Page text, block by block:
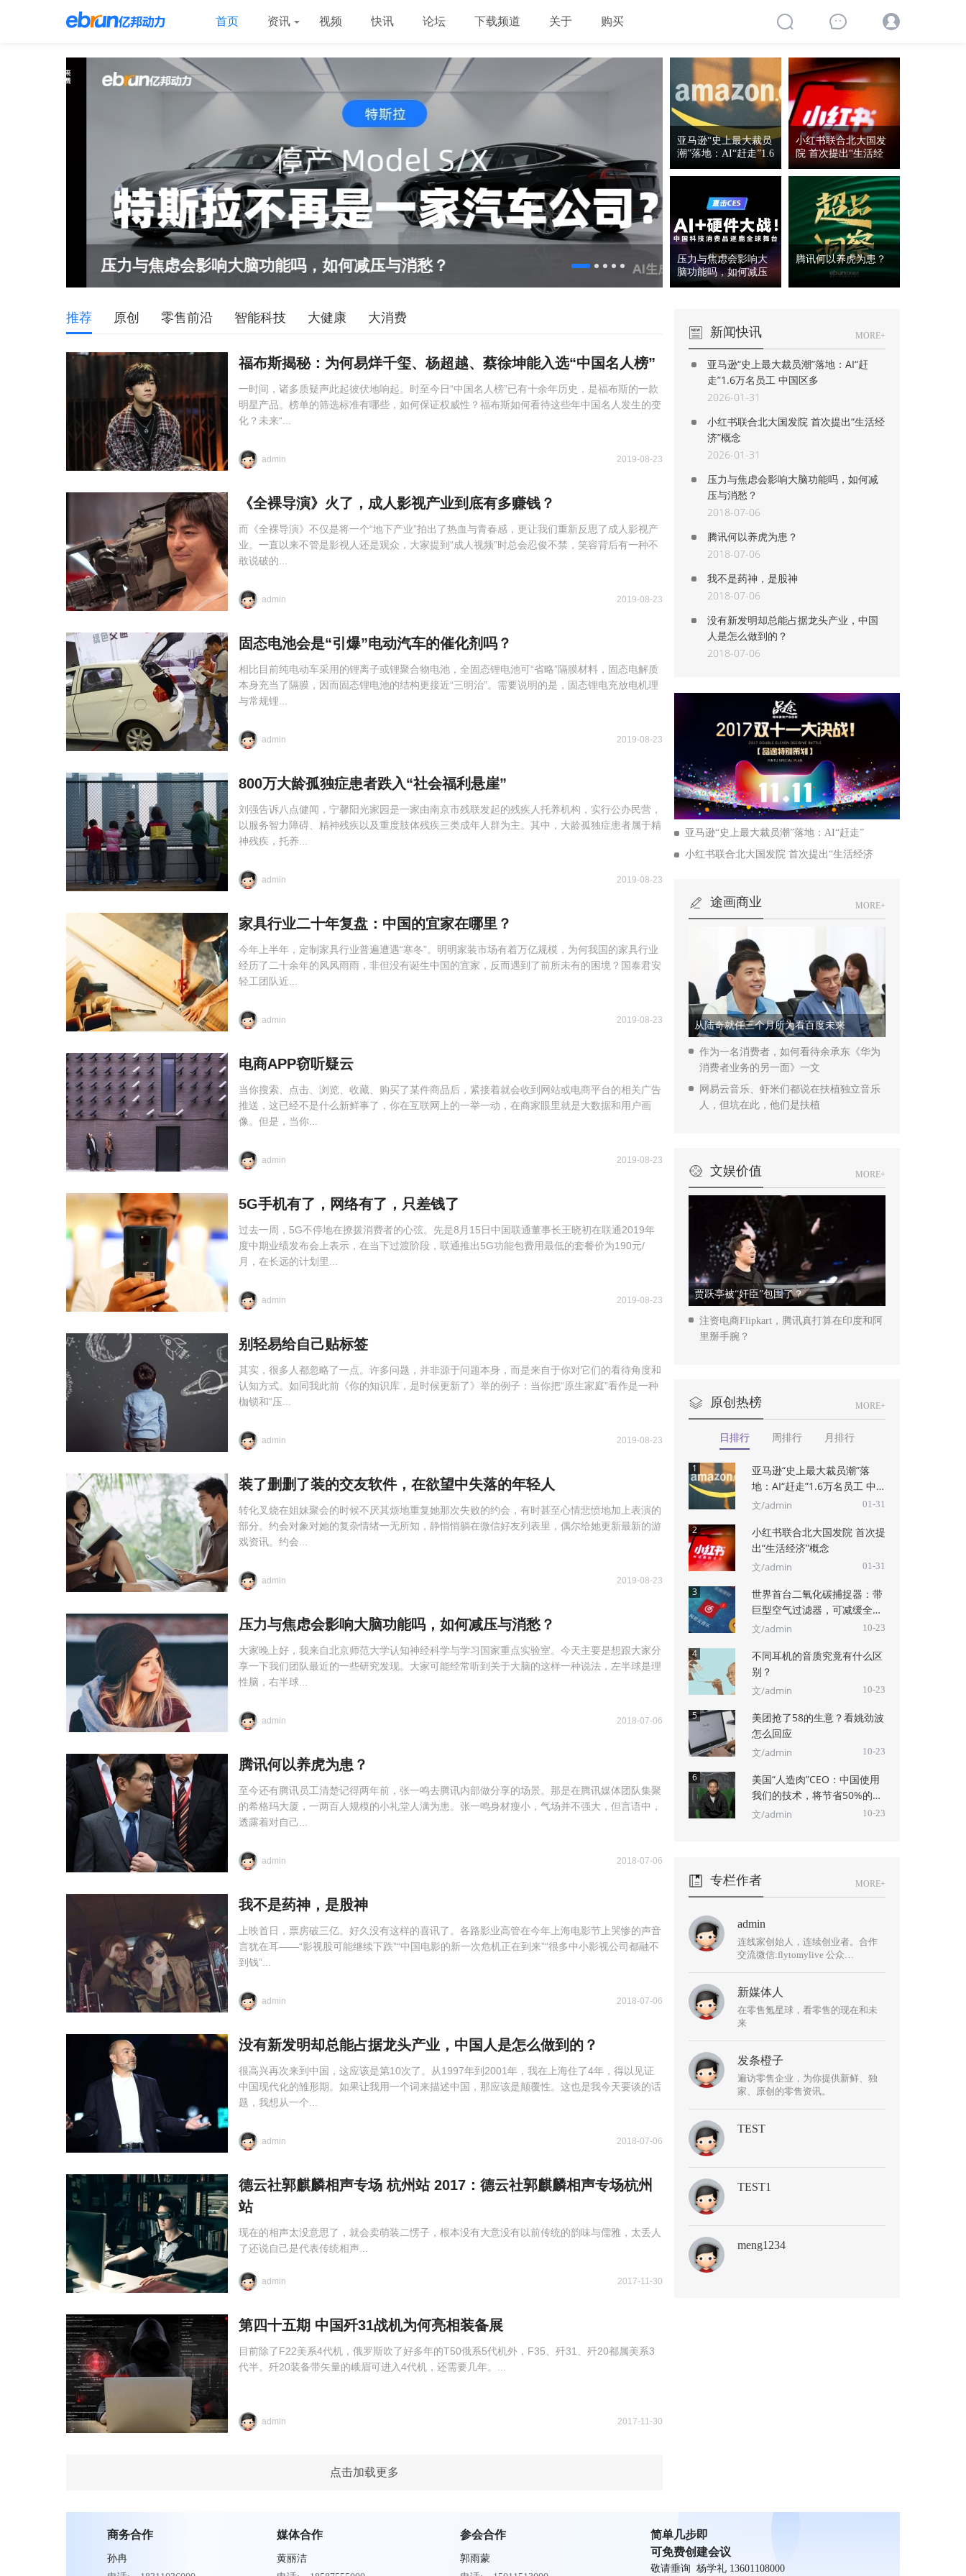
首页 资讯 视频 快讯 论坛 下载频道 关于 购买
压力与焦虑会影响大脑功能吗，如何减压与消愁？
亚马逊“史上最大裁员
潮”落地：AI“赶走”1.6
万名员工 中国区多
小红书联合北大国发
院 首次提出“生活经
济”概念
压力与焦虑会影响大
脑功能吗，如何减压
与消愁？
腾讯何以养虎为患？
推荐 原创 零售前沿 智能科技 大健康 大消费
福布斯揭秘：为何易烊千玺、杨超越、蔡徐坤能入选“中国名人榜”
一时间，诸多质疑声此起彼伏地响起。时至今日“中国名人榜”已有十余年历史，是福布斯的一款
明星产品。榜单的筛选标准有哪些，如何保证权威性？福布斯如何看待这些年中国名人发生的变
化？未来“...
admin 2019-08-23
《全裸导演》火了，成人影视产业到底有多赚钱？
而《全裸导演》不仅是将一个“地下产业”拍出了热血与青春感，更让我们重新反思了成人影视产
业。一直以来不管是影视人还是观众，大家提到“成人视频”时总会忍俊不禁，笑容背后有一种不
敢说破的...
admin 2019-08-23
固态电池会是“引爆”电动汽车的催化剂吗？
相比目前纯电动车采用的锂离子或锂聚合物电池，全固态锂电池可“省略”隔膜材料，固态电解质
本身充当了隔膜，因而固态锂电池的结构更接近“三明治”。需要说明的是，固态锂电充放电机理
与常规锂...
admin 2019-08-23
800万大龄孤独症患者跌入“社会福利悬崖”
刘强告诉八点健闻，宁馨阳光家园是一家由南京市残联发起的残疾人托养机构，实行公办民营，
以服务智力障碍、精神残疾以及重度肢体残疾三类成年人群为主。其中，大龄孤独症患者属于精
神残疾，托养...
admin 2019-08-23
家具行业二十年复盘：中国的宜家在哪里？
今年上半年，定制家具行业普遍遭遇“寒冬”。明明家装市场有着万亿规模，为何我国的家具行业
经历了二十余年的风风雨雨，非但没有诞生中国的宜家，反而遇到了前所未有的困境？国泰君安
轻工团队近...
admin 2019-08-23
电商APP窃听疑云
当你搜索、点击、浏览、收藏、购买了某件商品后，紧接着就会收到网站或电商平台的相关广告
推送，这已经不是什么新鲜事了，你在互联网上的一举一动，在商家眼里就是大数据和用户画
像。但是，当你...
admin 2019-08-23
5G手机有了，网络有了，只差钱了
过去一周，5G不停地在撩拨消费者的心弦。先是8月15日中国联通董事长王晓初在联通2019年
度中期业绩发布会上表示，在当下过渡阶段，联通推出5G功能包费用最低的套餐价为190元/
月，在长远的计划里...
admin 2019-08-23
别轻易给自己贴标签
其实，很多人都忽略了一点。许多问题，并非源于问题本身，而是来自于你对它们的看待角度和
认知方式。如同我此前《你的知识库，是时候更新了》举的例子：当你把“原生家庭”看作是一种
枷锁和“压...
admin 2019-08-23
装了删删了装的交友软件，在欲望中失落的年轻人
转化叉烧在姐妹聚会的时候不厌其烦地重复她那次失败的约会，有时甚至心情悲愤地加上表演的
部分。约会对象对她的复杂情绪一无所知，静悄悄躺在微信好友列表里，偶尔给她更新最新的游
戏资讯。约会...
admin 2019-08-23
压力与焦虑会影响大脑功能吗，如何减压与消愁？
大家晚上好，我来自北京师范大学认知神经科学与学习国家重点实验室。今天主要是想跟大家分
享一下我们团队最近的一些研究发现。大家可能经常听到关于大脑的这样一种说法，左半球是理
性脑，右半球...
admin 2018-07-06
腾讯何以养虎为患？
至今还有腾讯员工清楚记得两年前，张一鸣去腾讯内部做分享的场景。那是在腾讯媒体团队集聚
的希格玛大厦，一两百人规模的小礼堂人满为患。张一鸣身材瘦小，气场并不强大，但言语中，
透露着对自己...
admin 2018-07-06
我不是药神，是股神
上映首日，票房破三亿。好久没有这样的喜讯了。各路影业高管在今年上海电影节上哭惨的声音
言犹在耳——“影视股可能继续下跌”“中国电影的新一次危机正在到来”“很多中小影视公司都融不
到钱”...
admin 2018-07-06
没有新发明却总能占据龙头产业，中国人是怎么做到的？
很高兴再次来到中国，这应该是第10次了。从1997年到2001年，我在上海住了4年，得以见证
中国现代化的雏形期。如果让我用一个词来描述中国，那应该是颠覆性。这也是我今天要谈的话
题，我想从一个...
admin 2018-07-06
德云社郭麒麟相声专场 杭州站 2017：德云社郭麒麟相声专场杭州
站
现在的相声太没意思了，就会卖萌装二愣子，根本没有大意没有以前传统的韵味与儒雅，太丢人
了还说自己是代表传统相声...
admin 2017-11-30
第四十五期 中国歼31战机为何亮相装备展
目前除了F22美系4代机，俄罗斯吹了好多年的T50俄系5代机外，F35、歼31、歼20都属美系3
代半。歼20装备带矢量的峨眉可进入4代机，还需要几年。...
admin 2017-11-30
点击加载更多
新闻快讯 MORE+
亚马逊“史上最大裁员潮”落地：AI“赶
走”1.6万名员工 中国区多
2026-01-31
小红书联合北大国发院 首次提出“生活经
济”概念
2026-01-31
压力与焦虑会影响大脑功能吗，如何减
压与消愁？
2018-07-06
腾讯何以养虎为患？
2018-07-06
我不是药神，是股神
2018-07-06
没有新发明却总能占据龙头产业，中国
人是怎么做到的？
2018-07-06
亚马逊“史上最大裁员潮”落地：AI“赶走”
小红书联合北大国发院 首次提出“生活经济
途画商业 MORE+
从陆奇就任三个月所为看百度未来
作为一名消费者，如何看待余承东《华为
消费者业务的另一面》一文
网易云音乐、虾米们都说在扶植独立音乐
人，但坑在此，他们是扶植
文娱价值 MORE+
贾跃亭被“奸臣”包围了？
注资电商Flipkart，腾讯真打算在印度和阿
里掰手腕？
原创热榜 MORE+
日排行 周排行 月排行
1
亚马逊“史上最大裁员潮”落
地：AI“赶走”1.6万名员工 中
国区多
文/admin 01-31
2
小红书联合北大国发院 首次提
出“生活经济”概念
文/admin 01-31
3
世界首台二氧化碳捕捉器：带
巨型空气过滤器，可减缓全球
气候变暖
文/admin 10-23
4
不同耳机的音质究竟有什么区
别？
文/admin 10-23
5
美团抢了58的生意？看姚劲波
怎么回应
文/admin 10-23
6
美国“人造肉”CEO：中国使用
我们的技术，将节省50%的水
和耕地
文/admin 10-23
专栏作者 MORE+
admin
连线家创始人，连续创业者。合作
交流微信:flytomylive 公众
新媒体人
在零售氪星球，看零售的现在和未
来
发条橙子
遍访零售企业，为你提供新鲜、独
家、原创的零售资讯。
TEST
TEST1
meng1234
商务合作
孙冉
媒体合作
黄丽洁
参会合作
郭雨蒙
简单几步即
可免费创建会议
敬请垂询 杨学礼 13601108000